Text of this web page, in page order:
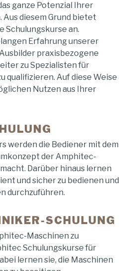
ganze Potenzial Ihrer
diesem Grund bietet
Schulungskurse an.
Erfahrung unserer
praxisbezogene
zu Spezialisten für
qualifizieren. Auf diese Weise
Nutzen aus Ihrer
werden die Bediener mit dem
der Amphitec-
Darüber hinaus lernen
und sicher zu bedienen und
durchzuführen.
SCHULUNG
Maschinen zu
Schulungskurse für
lernen sie, die Maschinen